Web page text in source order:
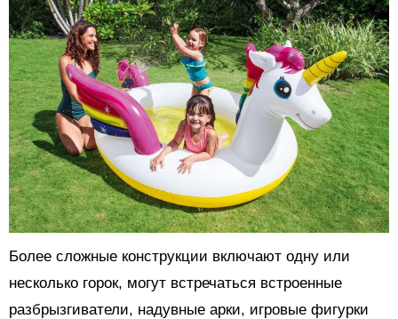
Более сложные конструкции включают одну или
несколько горок, могут встречаться встроенные
разбрызгиватели, надувные арки, игровые фигурки